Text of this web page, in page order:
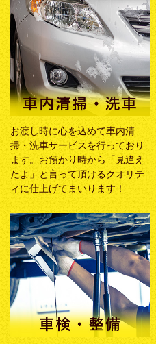
お渡し時に心を込めて車内清
掃・洗車サービスを行っており
ます。お預かり時から「見違え
たよ」と言って頂けるクオリテ
ィに仕上げてまいります！